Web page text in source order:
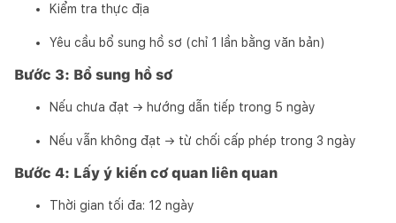
Kiểm tra thực địa
Yêu cầu bổ sung hồ sơ (chỉ 1 lần bằng văn bản)
Bước 3: Bổ sung hồ sơ
Nếu chưa đạt → hướng dẫn tiếp trong 5 ngày
Nếu vẫn không đạt → từ chối cấp phép trong 3 ngày
Bước 4: Lấy ý kiến cơ quan liên quan
Thời gian tối đa: 12 ngày